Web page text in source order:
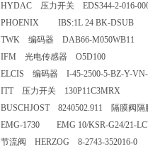
HYDAC 压力开关 EDS344-2-016-
PHOENIX IBS:1L 24 BK-DSUB
TWK 编码器 DAB66-M050WB11
IFM 光电传感器 O5D100
ELCIS 编码器 I-45-2500-5-BZ-Y-VN-
ITT 压力开关 130P11C3MRX
BUSCHJOST 8240502.911 隔膜阀隔
EMG-1730 EMG 10/KSR-G24/21-
节流阀 HERZOG 8-2743-352016-0